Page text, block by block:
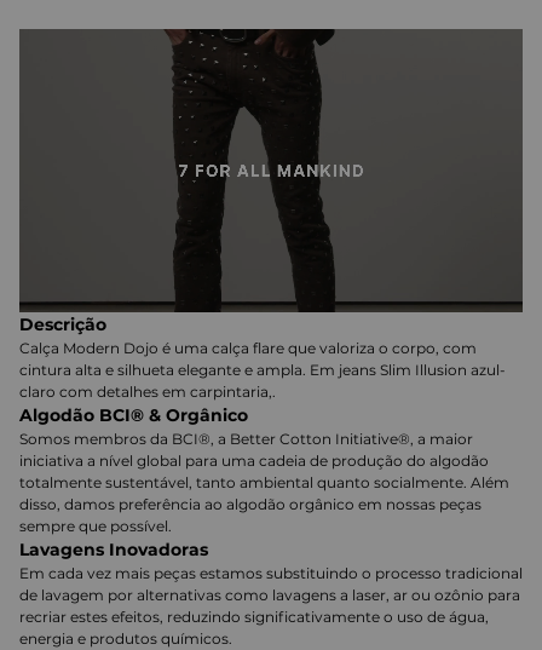
Descrição
Calça Modern Dojo é uma calça flare que valoriza o corpo, com
cintura alta e silhueta elegante e ampla. Em jeans Slim Illusion azul-
claro com detalhes em carpintaria,.
Algodão BCI® & Orgânico
Somos membros da BCI®, a Better Cotton Initiative®, a maior
iniciativa a nível global para uma cadeia de produção do algodão
totalmente sustentável, tanto ambiental quanto socialmente. Além
disso, damos preferência ao algodão orgânico em nossas peças
sempre que possível.
Lavagens Inovadoras
Em cada vez mais peças estamos substituindo o processo tradicional
de lavagem por alternativas como lavagens a laser, ar ou ozônio para
recriar estes efeitos, reduzindo significativamente o uso de água,
energia e produtos químicos.